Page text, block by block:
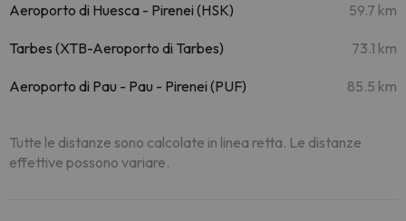
Aeroporto di Huesca - Pirenei (HSK) 59.7 km
Tarbes (XTB-Aeroporto di Tarbes) 73.1 km
Aeroporto di Pau - Pau - Pirenei (PUF) 85.5 km
Tutte le distanze sono calcolate in linea retta. Le distanze
effettive possono variare.